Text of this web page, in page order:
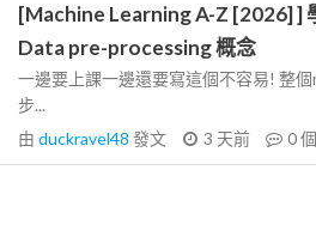
[Machine Learning A-Z [2026] ]
Data pre-processing 概念
一邊要上課一邊還要寫這個不容易! 整
步...
由 duckravel48 發文 3 天前 0